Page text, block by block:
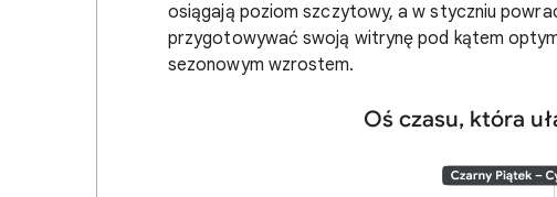
osiągają poziom szczytowy, a w styczniu
przygotowywać swoją witrynę pod kątem
sezonowym wzrostem.
Oś czasu, która